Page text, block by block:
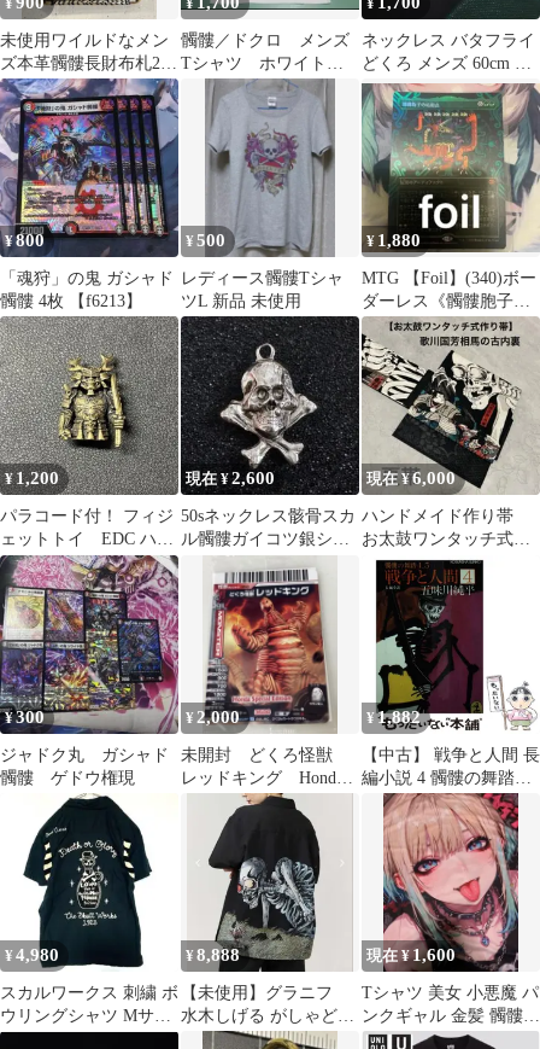
¥
未使用ワイルドなメン
ズ本革髑髏長財布札2
コイン1カード4箇所
¥
髑髏／ドクロ メンズ
Tシャツ ホワイト L
サイズ
¥
ネックレス バタフライ
どくろ メンズ 60cm シ
ルバー 蝶々 がいこつ
スカル 金属 ペンダント
アクセサリー ストリー
ト系 おしゃれ カジュア
ル レディース t11208
¥800
「魂狩」の鬼 ガシャド
髑髏 4枚 【f6213】
¥500
レディース髑髏Tシャ
ツL 新品 未使用
¥ 1,880
MTG 【Foil】(340)ボー
ダーレス《髑髏胞子の
結節点》
¥1,200
パラコード付！ フィジ
ェットトイ EDC ハン
ドスピナー 髑髏 侍
現在 ¥2,600
50sネックレス骸骨スカ
ル髑髏ガイコツ銀シル
バーロカビリーペンダ
ントトップ
現在 ¥6,000
ハンドメイド作り帯
お太鼓ワンタッチ式
歌川国芳相馬の古内
裏 ガシャ髑髏
¥300
ジャドク丸 ガシャド
髑髏 ゲドウ権現
¥ 2,000
未開封 どくろ怪獣
レッドキング Honda
Special Edition
¥1,882
【中古】 戦争と人間 長
編小説 4 髑髏の舞踏
4,5 (光文社文庫) / 五味
川純平 / 光文社
¥ 4,980
スカルワークス 刺繍 ボ
ウリングシャツ Mサイ
ズ スカル 黒 骸骨 髑髏
¥8,888
【未使用】グラニフ
水木しげる がしゃどく
ろ シャツ ゲゲゲの鬼
現在 ¥1,600
Tシャツ 美女 小悪魔 パ
ンクギャル 金髪 髑髏
ミニスカ 網タイツ フォ